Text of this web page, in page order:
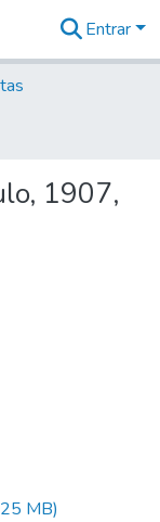
Entrar
1907,
MB)